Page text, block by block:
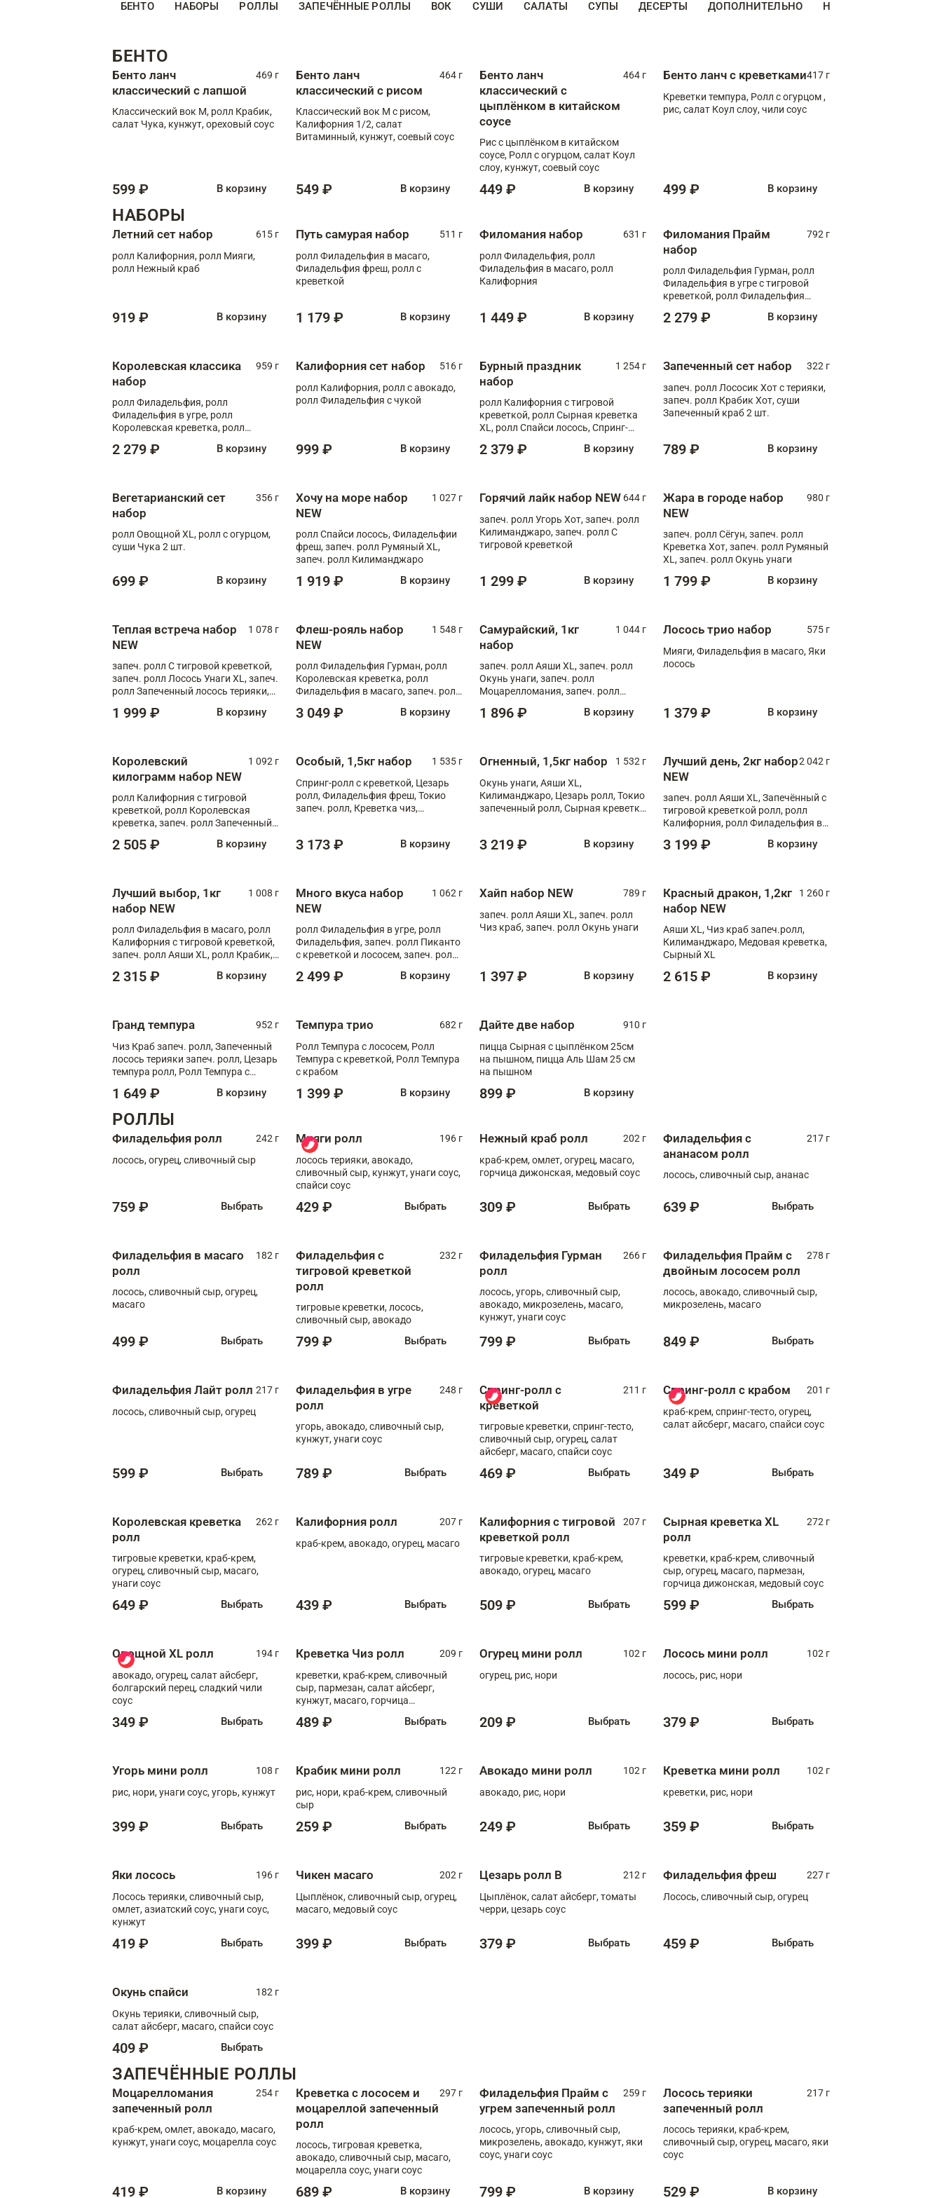
БЕНТО НАБОРЫ РОЛЛЫ ЗАПЕЧЁННЫЕ РОЛЛЫ ВОК СУШИ САЛАТЫ СУПЫ ДЕСЕРТЫ ДОПОЛНИТЕЛЬНО НАПИТКИ
БЕНТО
Бенто ланч
классический с лапшой
469 г
Классический вок М, ролл Крабик,
салат Чука, кунжут, ореховый соус
599 ₽ В корзину
Бенто ланч
классический с рисом
464 г
Классический вок М с рисом,
Калифорния 1/2, салат
Витаминный, кунжут, соевый соус
549 ₽ В корзину
Бенто ланч
классический с
цыплёнком в китайском
соусе
464 г
Рис с цыплёнком в китайском
соусе, Ролл с огурцом, салат Коул
слоу, кунжут, соевый соус
449 ₽ В корзину
Бенто ланч с креветками417 г
Креветки темпура, Ролл с огурцом ,
рис, салат Коул слоу, чили соус
499 ₽ В корзину
НАБОРЫ
Летний сет набор
615 г
ролл Калифорния, ролл Мияги,
ролл Нежный краб
919 ₽ В корзину
Путь самурая набор
511 г
ролл Филадельфия в масаго,
Филадельфия фреш, ролл с
креветкой
1 179 ₽ В корзину
Филомания набор
631 г
ролл Филадельфия, ролл
Филадельфия в масаго, ролл
Калифорния
1 449 ₽ В корзину
Филомания Прайм
набор
792 г
ролл Филадельфия Гурман, ролл
Филадельфия в угре с тигровой
креветкой, ролл Филадельфия
2 279 ₽ В корзину
Королевская классика
набор
959 г
ролл Филадельфия, ролл
Филадельфия в угре, ролл
Королевская креветка, ролл
2 279 ₽ В корзину
Калифорния сет набор
516 г
ролл Калифорния, ролл с авокадо,
ролл Филадельфия с чукой
999 ₽ В корзину
Бурный праздник
набор
1 254 г
ролл Калифорния с тигровой
креветкой, ролл Сырная креветка
XL, ролл Спайси лосось, Спринг-
Медовая креветка
2 379 ₽ В корзину
Запеченный сет набор
322 г
запеч. ролл Лососик Хот с терияки,
запеч. ролл Крабик Хот, суши
Запеченный краб 2 шт.
789 ₽ В корзину
Вегетарианский сет
набор
356 г
ролл Овощной XL, ролл с огурцом,
суши Чука 2 шт.
699 ₽ В корзину
Хочу на море набор
NEW
1 027 г
ролл Спайси лосось, Филадельфии
фреш, запеч. ролл Румяный XL,
запеч. ролл Килиманджаро
1 919 ₽ В корзину
Горячий лайк набор NEW 644 г
запеч. ролл Угорь Хот, запеч. ролл
Килиманджаро, запеч. ролл С
тигровой креветкой
1 299 ₽ В корзину
Жара в городе набор
NEW
980 г
запеч. ролл Сёгун, запеч. ролл
Креветка Хот, запеч. ролл Румяный
XL, запеч. ролл Окунь унаги
1 799 ₽ В корзину
Теплая встреча набор
NEW
1 078 г
запеч. ролл С тигровой креветкой,
запеч. ролл Лосось Унаги XL, запеч.
ролл Запеченный лосось терияки,
1 999 ₽ В корзину
Флеш-рояль набор
NEW
1 548 г
ролл Филадельфия Гурман, ролл
Королевская креветка, ролл
Филадельфия в масаго, запеч. ролл
Тигровая креветка с моцареллой,
3 049 ₽ В корзину
Самурайский, 1кг
набор
1 044 г
запеч. ролл Аяши XL, запеч. ролл
Окунь унаги, запеч. ролл
Моцарелломания, запеч. ролл
1 896 ₽ В корзину
Лосось трио набор
575 г
Мияги, Филадельфия в масаго, Яки
лосось
1 379 ₽ В корзину
Королевский
килограмм набор NEW
1 092 г
ролл Калифорния с тигровой
креветкой, ролл Королевская
креветка, запеч. ролл Запеченный
XL, запеч. ролл Крабик Хот
2 505 ₽ В корзину
Особый, 1,5кг набор
1 535 г
Спринг-ролл с креветкой, Цезарь
ролл, Филадельфия фреш, Токио
запеч. ролл, Креветка чиз,
3 173 ₽ В корзину
Огненный, 1,5кг набор
1 532 г
Окунь унаги, Аяши XL,
Килиманджаро, Цезарь ролл, Токио
запеченный ролл, Сырная креветка
3 219 ₽ В корзину
Лучший день, 2кг набор
NEW
2 042 г
запеч. ролл Аяши XL, Запечённый с
тигровой креветкой ролл, ролл
Калифорния, ролл Филадельфия в
запеч. ролл Моцарелломания, ролл
3 199 ₽ В корзину
Лучший выбор, 1кг
набор NEW
1 008 г
ролл Филадельфия в масаго, ролл
Калифорния с тигровой креветкой,
запеч. ролл Аяши XL, ролл Крабик,
2 315 ₽ В корзину
Много вкуса набор
NEW
1 062 г
ролл Филадельфия в угре, ролл
Филадельфия, запеч. ролл Пиканто
с креветкой и лососем, запеч. ролл
2 499 ₽ В корзину
Хайп набор NEW
789 г
запеч. ролл Аяши XL, запеч. ролл
Чиз краб, запеч. ролл Окунь унаги
1 397 ₽ В корзину
Красный дракон, 1,2кг
набор NEW
1 260 г
Аяши XL, Чиз краб запеч.ролл,
Килиманджаро, Медовая креветка,
Сырный XL
2 615 ₽ В корзину
Гранд темпура
952 г
Чиз Краб запеч. ролл, Запеченный
лосось терияки запеч. ролл, Цезарь
темпура ролл, Ролл Темпура с
1 649 ₽ В корзину
Темпура трио
682 г
Ролл Темпура с лососем, Ролл
Темпура с креветкой, Ролл Темпура
с крабом
1 399 ₽ В корзину
Дайте две набор
910 г
пицца Сырная с цыплёнком 25см
на пышном, пицца Аль Шам 25 см
на пышном
899 ₽ В корзину
РОЛЛЫ
Филадельфия ролл
242 г
лосось, огурец, сливочный сыр
759 ₽ Выбрать
Мияги ролл
196 г
лосось терияки, авокадо,
сливочный сыр, кунжут, унаги соус,
спайси соус
429 ₽ Выбрать
Нежный краб ролл
202 г
краб-крем, омлет, огурец, масаго,
горчица дижонская, медовый соус
309 ₽ Выбрать
Филадельфия с
ананасом ролл
217 г
лосось, сливочный сыр, ананас
639 ₽ Выбрать
Филадельфия в масаго
ролл
182 г
лосось, сливочный сыр, огурец,
масаго
499 ₽ Выбрать
Филадельфия с
тигровой креветкой
ролл
232 г
тигровые креветки, лосось,
сливочный сыр, авокадо
799 ₽ Выбрать
Филадельфия Гурман
ролл
266 г
лосось, угорь, сливочный сыр,
авокадо, микрозелень, масаго,
кунжут, унаги соус
799 ₽ Выбрать
Филадельфия Прайм с
двойным лососем ролл
278 г
лосось, авокадо, сливочный сыр,
микрозелень, масаго
849 ₽ Выбрать
Филадельфия Лайт ролл 217 г
лосось, сливочный сыр, огурец
599 ₽ Выбрать
Филадельфия в угре
ролл
248 г
угорь, авокадо, сливочный сыр,
кунжут, унаги соус
789 ₽ Выбрать
Спринг-ролл с
креветкой
211 г
тигровые креветки, спринг-тесто,
сливочный сыр, огурец, салат
айсберг, масаго, спайси соус
469 ₽ Выбрать
Спринг-ролл с крабом
201 г
краб-крем, спринг-тесто, огурец,
салат айсберг, масаго, спайси соус
349 ₽ Выбрать
Королевская креветка
ролл
262 г
тигровые креветки, краб-крем,
огурец, сливочный сыр, масаго,
унаги соус
649 ₽ Выбрать
Калифорния ролл
207 г
краб-крем, авокадо, огурец, масаго
439 ₽ Выбрать
Калифорния с тигровой
креветкой ролл
207 г
тигровые креветки, краб-крем,
авокадо, огурец, масаго
509 ₽ Выбрать
Сырная креветка XL
ролл
272 г
креветки, краб-крем, сливочный
сыр, огурец, масаго, пармезан,
горчица дижонская, медовый соус
599 ₽ Выбрать
Овощной XL ролл
194 г
авокадо, огурец, салат айсберг,
болгарский перец, сладкий чили
соус
349 ₽ Выбрать
Креветка Чиз ролл
209 г
креветки, краб-крем, сливочный
сыр, пармезан, салат айсберг,
кунжут, масаго, горчица
489 ₽ Выбрать
Огурец мини ролл
102 г
огурец, рис, нори
209 ₽ Выбрать
Лосось мини ролл
102 г
лосось, рис, нори
379 ₽ Выбрать
Угорь мини ролл
108 г
рис, нори, унаги соус, угорь, кунжут
399 ₽ Выбрать
Крабик мини ролл
122 г
рис, нори, краб-крем, сливочный
сыр
259 ₽ Выбрать
Авокадо мини ролл
102 г
авокадо, рис, нори
249 ₽ Выбрать
Креветка мини ролл
102 г
креветки, рис, нори
359 ₽ Выбрать
Яки лосось
196 г
Лосось терияки, сливочный сыр,
омлет, азиатский соус, унаги соус,
кунжут
419 ₽ Выбрать
Чикен масаго
202 г
Цыплёнок, сливочный сыр, огурец,
масаго, медовый соус
399 ₽ Выбрать
Цезарь ролл В
212 г
Цыплёнок, салат айсберг, томаты
черри, цезарь соус
379 ₽ Выбрать
Филадельфия фреш
227 г
Лосось, сливочный сыр, огурец
459 ₽ Выбрать
Окунь спайси
182 г
Окунь терияки, сливочный сыр,
салат айсберг, масаго, спайси соус
409 ₽ Выбрать
ЗАПЕЧЁННЫЕ РОЛЛЫ
Моцарелломания
запеченный ролл
254 г
краб-крем, омлет, авокадо, масаго,
кунжут, унаги соус, моцарелла соус
419 ₽ В корзину
Креветка с лососем и
моцареллой запеченный
ролл
297 г
лосось, тигровая креветка,
авокадо, сливочный сыр, масаго,
моцарелла соус, унаги соус
689 ₽ В корзину
Филадельфия Прайм с
угрем запеченный ролл
259 г
лосось, угорь, сливочный сыр,
микрозелень, авокадо, кунжут, яки
соус, унаги соус
799 ₽ В корзину
Лосось терияки
запеченный ролл
217 г
лосось терияки, краб-крем,
сливочный сыр, огурец, масаго, яки
соус
529 ₽ В корзину